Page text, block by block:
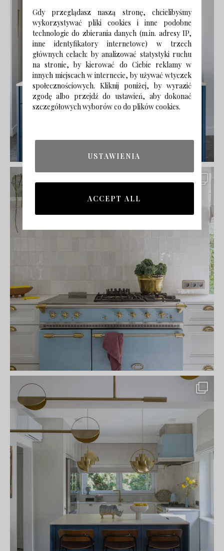
Gdy przeglądasz naszą stronę, chcielibyśmy
wykorzystywać pliki cookies i inne podobne
technologie do zbierania danych (m.in. adresy IP,
inne identyfikatory internetowe) w trzech
głównych celach: by analizować statystyki ruchu
na stronie, by kierować do Ciebie reklamy w
innych miejscach w internecie, by używać wtyczek
społecznościowych. Kliknij poniżej, by wyrazić
zgodę albo przejdź do ustawień, aby dokonać
szczegółowych wyborów co do plików cookies.
USTAWIENIA
ACCEPT ALL